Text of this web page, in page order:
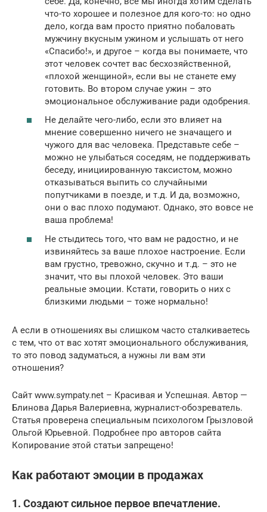
что-то хорошее и полезное для кого-то: но одно
дело, когда вам просто приятно побаловать
мужчину вкусным ужином и услышать от него
«Спасибо!», и другое – когда вы понимаете, что
этот человек сочтет вас бесхозяйственной,
«плохой женщиной», если вы не станете ему
готовить. Во втором случае ужин – это
эмоциональное обслуживание ради одобрения.
Не делайте чего-либо, если это влияет на
мнение совершенно ничего не значащего и
чужого для вас человека. Представьте себе –
можно не улыбаться соседям, не поддерживать
беседу, инициированную таксистом, можно
отказываться выпить со случайными
попутчиками в поезде, и т.д. И да, возможно,
они о вас плохо подумают. Однако, это вовсе не
ваша проблема!
Не стыдитесь того, что вам не радостно, и не
извиняйтесь за ваше плохое настроение. Если
вам грустно, тревожно, скучно и т.д. – это не
значит, что вы плохой человек. Это ваши
реальные эмоции. Кстати, говорить о них с
близкими людьми – тоже нормально!
А если в отношениях вы слишком часто сталкиваетесь
с тем, что от вас хотят эмоционального обслуживания,
то это повод задуматься, а нужны ли вам эти
отношения?
Сайт www.sympaty.net – Красивая и Успешная. Автор —
Блинова Дарья Валериевна, журналист-обозреватель.
Статья проверена специальным психологом Грызловой
Ольгой Юрьевной. Подробнее про авторов сайта
Копирование этой статьи запрещено!
Как работают эмоции в продажах
1. Создают сильное первое впечатление.